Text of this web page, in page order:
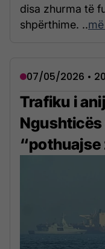
disa zhurma të
shpërthime. ..
07/05/2026 •
Trafiku i
Ngushticës
“pothuajse